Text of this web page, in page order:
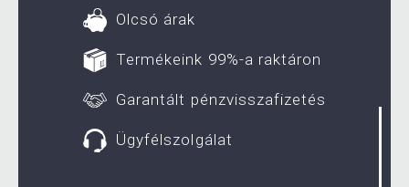
Olcsó árak
Termékeink 99%-a raktáron
Garantált pénzvisszafizetés
Ügyfélszolgálat